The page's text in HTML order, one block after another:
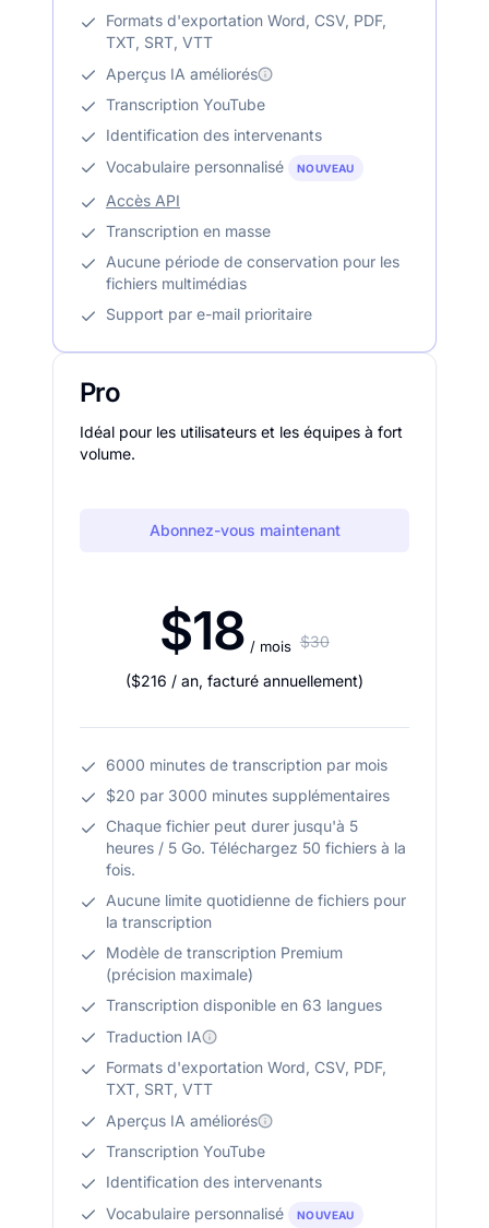
Formats d'exportation Word, CSV, PDF,
TXT, SRT, VTT
Aperçus IA améliorés
Transcription YouTube
Identification des intervenants
Vocabulaire personnalisé
NOUVEAU
Accès API
Transcription en masse
Aucune période de conservation pour les
fichiers multimédias
Support par e-mail prioritaire
Pro
Idéal pour les utilisateurs et les équipes à fort
volume.
Abonnez-vous maintenant
$18 / mois $30
($216 / an, facturé annuellement)
6000 minutes de transcription par mois
$20 par 3000 minutes supplémentaires
Chaque fichier peut durer jusqu'à 5
heures / 5 Go. Téléchargez 50 fichiers à la
fois.
Aucune limite quotidienne de fichiers pour
la transcription
Modèle de transcription Premium
(précision maximale)
Transcription disponible en 63 langues
Traduction IA
Formats d'exportation Word, CSV, PDF,
TXT, SRT, VTT
Aperçus IA améliorés
Transcription YouTube
Identification des intervenants
Vocabulaire personnalisé
NOUVEAU